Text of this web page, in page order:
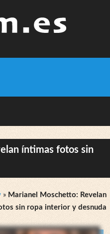
íntimas fotos sin
» Marianel Moschetto: Revelan
sin ropa interior y desnuda